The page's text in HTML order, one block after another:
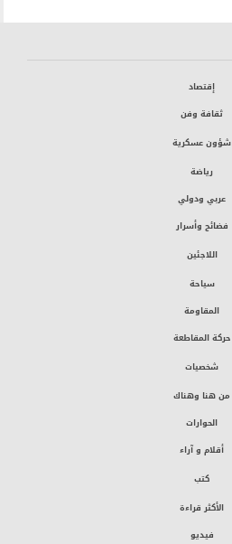
إقتصاد
ثقافة وفن
شؤون عسكرية
رياضة
عربي ودولي
فضائح وأسرار
اللاجئين
سياحة
المقاومة
حركة المقاطعة
شخصيات
من هنا وهناك
الحوارات
أقلام و آراء
كتب
الأكثر قراءة
فيديو